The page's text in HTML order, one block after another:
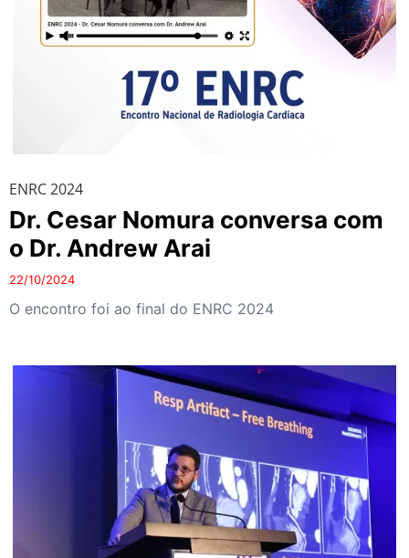
ENRC 2024
Dr. Cesar Nomura conversa com
o Dr. Andrew Arai
22/10/2024
O encontro foi ao final do ENRC 2024